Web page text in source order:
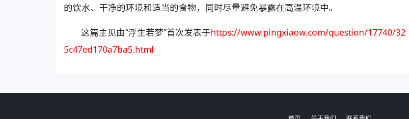
的饮水、干净的环境和适当的食物，同时尽量避免暴露在高温环境中。
这篇主见由“浮生若梦”首次发表于https://www.pingxiaow.com/question/17740/32
5c47ed170a7ba5.html